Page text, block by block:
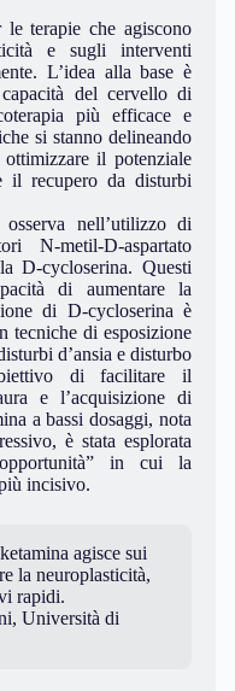
terapie che agiscono
e sugli interventi
L’idea alla base è
del cervello di
più efficace e
si stanno delineando
il potenziale
il recupero da disturbi
nell’utilizzo di
N-metil-D-aspartato
D-cycloserina. Questi
di aumentare la
di D-cycloserina è
tecniche di esposizione
d’ansia e disturbo
di facilitare il
e l’acquisizione di
a bassi dosaggi, nota
è stata esplorata
in cui la
incisivo.
agisce sui
la neuroplasticità,
rapidi.
Università di